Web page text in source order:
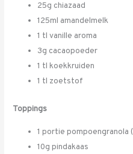
25g chiazaad
125ml amandelmelk
1 tl vanille aroma
3g cacaopoeder
1 tl koekkruiden
1 tl zoetstof
Toppings
1 portie pompoengranola
10g pindakaas